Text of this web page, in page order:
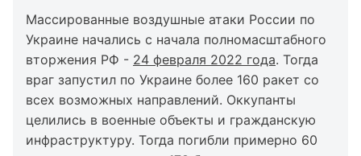
Массированные воздушные атаки России по
Украине начались с начала полномасштабного
вторжения РФ - 24 февраля 2022 года. Тогда
враг запустил по Украине более 160 ракет со
всех возможных направлений. Оккупанты
целились в военные объекты и гражданскую
инфраструктуру. Тогда погибли примерно 60